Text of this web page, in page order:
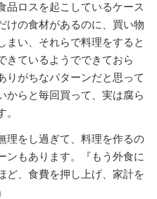
品ロスを起こしているケース
けの食材があるのに、買い物
まい、それらで料理をすると
きているようでできておら
りがちなパターンだと思って
からと毎回買って、実は腐ら
理をし過ぎて、料理を作るの
ンもあります。『もう外食に
ど、食費を押し上げ、家計を